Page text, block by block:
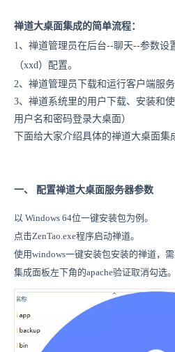
禅道大桌面集成的简单流程：
1、禅道管理员在后台--聊天--参数设
（xxd）配置。
2、禅道管理员下载和运行客户端服务
3、禅道系统里的用户下载、安装和
用户名和密码登录大桌面）
下面给大家介绍具体的禅道大桌面集
一、 配置禅道大桌面服务器参数
以 Windows 64位一键安装包为例。
点击ZenTao.exe程序启动禅道。
使用windows一键安装包安装的禅道，
集成面板左下角的apache验证取消勾选。